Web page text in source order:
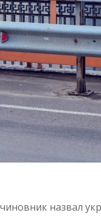
назвал